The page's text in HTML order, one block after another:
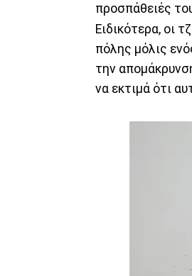
προσπάθειές
Ειδικότερα, οι
πόλης μόλις
την
να εκτιμά ότι